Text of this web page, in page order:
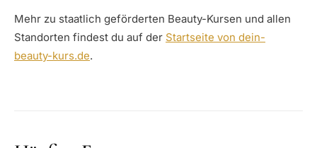
Mehr zu staatlich geförderten Beauty-Kursen und allen
Standorten findest du auf der Startseite von dein-
beauty-kurs.de.